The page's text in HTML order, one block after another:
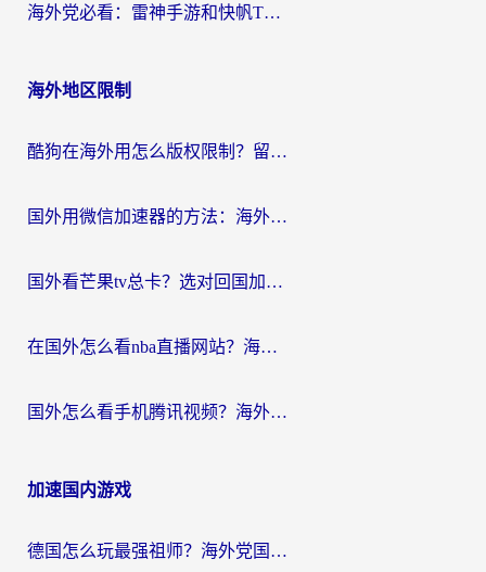
海外党必看：雷神手游和快帆TV版好用吗？3步选对回国加速器不踩坑
海外地区限制
酷狗在海外用怎么版权限制？留学生亲测：3步解决听国内音乐难题
国外用微信加速器的方法：海外党无缝连接国内生活的实用指南
国外看芒果tv总卡？选对回国加速器，轻松追《浪姐》不费劲
在国外怎么看nba直播网站？海外党专属体育观赛指南，告别地区限制！
国外怎么看手机腾讯视频？海外党亲测有效的追剧加速器选择指南
加速国内游戏
德国怎么玩最强祖师？海外党国服游戏加速器选择全攻略（附宝可梦Online实测）